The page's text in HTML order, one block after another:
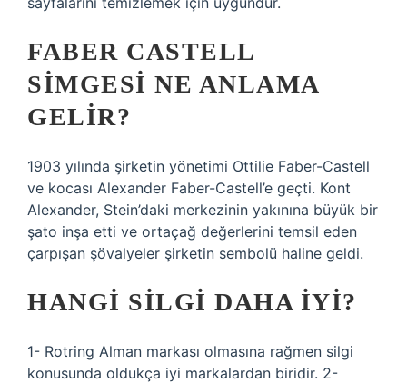
FABER CASTELL
SIMGESI NE ANLAMA
GELIR?
1903 yılında şirketin yönetimi Ottilie Faber-Castell
ve kocası Alexander Faber-Castell’e geçti. Kont
Alexander, Stein’daki merkezinin yakınına büyük bir
şato inşa etti ve ortaçağ değerlerini temsil eden
çarpışan şövalyeler şirketin sembolü haline geldi.
HANGI SILGI DAHA IYI?
1- Rotring Alman markası olmasına rağmen silgi
konusunda oldukça iyi markalardan biridir. 2-